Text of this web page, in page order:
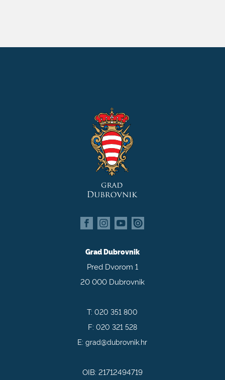
Grad Dubrovnik
Pred Dvorom 1
20 000 Dubrovnik
T:020 351 800
F: 020 321 528
E:grad@dubrovnik.hr
OIB: 21712494719